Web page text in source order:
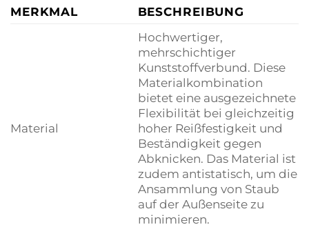
MERKMAL BESCHREIBUNG
Material
Hochwertiger,
mehrschichtiger
Kunststoffverbund. Diese
Materialkombination
bietet eine ausgezeichnete
Flexibilität bei gleichzeitig
hoher Reißfestigkeit und
Beständigkeit gegen
Abknicken. Das Material ist
zudem antistatisch, um die
Ansammlung von Staub
auf der Außenseite zu
minimieren.